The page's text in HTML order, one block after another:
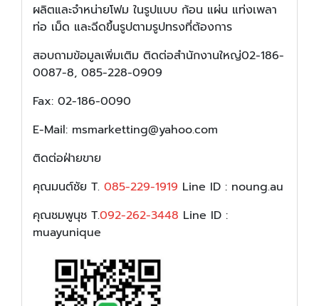
ผลิตและจำหน่ายโฟม ในรูปแบบ ก้อน แผ่น แท่งเพลา
ท่อ เม็ด และฉีดขึ้นรูปตามรูปทรงที่ต้องการ
สอบถามข้อมูลเพิ่มเติม ติดต่อสำนักงานใหญ่02-186-
0087-8, 085-228-0909
Fax: 02-186-0090
E-Mail: msmarketting@yahoo.com
ติดต่อฝ่ายขาย
คุณมนต์ชัย T. 085-229-1919 Line ID : noung.au
คุณชมพูนุช T.092-262-3448 Line ID :
muayunique